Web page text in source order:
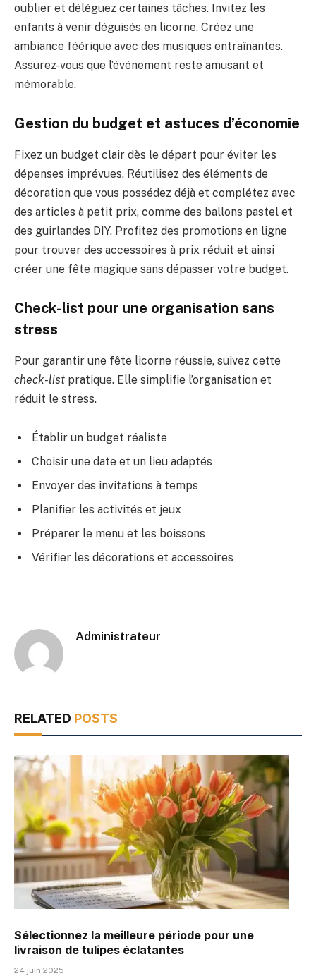
oublier et déléguez certaines tâches. Invitez les
enfants à venir déguisés en licorne. Créez une
ambiance féérique avec des musiques entraînantes.
Assurez-vous que l’événement reste amusant et
mémorable.
Gestion du budget et astuces d’économie
Fixez un budget clair dès le départ pour éviter les
dépenses imprévues. Réutilisez des éléments de
décoration que vous possédez déjà et complétez avec
des articles à petit prix, comme des ballons pastel et
des guirlandes DIY. Profitez des promotions en ligne
pour trouver des accessoires à prix réduit et ainsi
créer une fête magique sans dépasser votre budget.
Check-list pour une organisation sans
stress
Pour garantir une fête licorne réussie, suivez cette
check-list pratique. Elle simplifie l’organisation et
réduit le stress.
Établir un budget réaliste
Choisir une date et un lieu adaptés
Envoyer des invitations à temps
Planifier les activités et jeux
Préparer le menu et les boissons
Vérifier les décorations et accessoires
Administrateur
RELATED POSTS
Sélectionnez la meilleure période pour une
livraison de tulipes éclatantes
24 juin 2025